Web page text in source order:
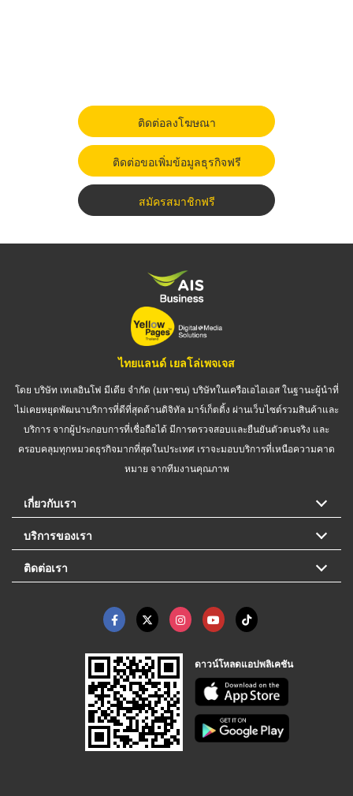
ติดต่อลงโฆษณา
ติดต่อขอเพิ่มข้อมูลธุรกิจฟรี
สมัครสมาชิกฟรี
ไทยแลนด์ เยลโล่เพจเจส
โดย บริษัท เทเลอินโฟ มีเดีย จำกัด (มหาชน) บริษัทในเครือเอไอเอส ในฐานะผู้นำที่
ไม่เคยหยุดพัฒนาบริการที่ดีที่สุดด้านดิจิทัล มาร์เก็ตติ้ง ผ่านเว็บไซต์รวมสินค้าและ
บริการ จากผู้ประกอบการที่เชื่อถือได้ มีการตรวจสอบและยืนยันตัวตนจริง และ
ครอบคลุมทุกหมวดธุรกิจมากที่สุดในประเทศ เราจะมอบบริการที่เหนือความคาด
หมาย จากทีมงานคุณภาพ
เกี่ยวกับเรา
บริการของเรา
ติดต่อเรา
ดาวน์โหลดแอปพลิเคชัน